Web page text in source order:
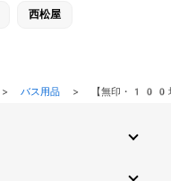
西松屋
バス用品> 【無印・100均